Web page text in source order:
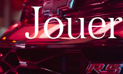
Jouer